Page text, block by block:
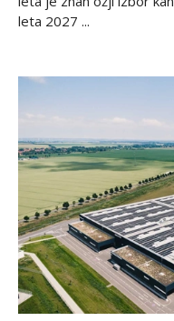
leta 2027 ...